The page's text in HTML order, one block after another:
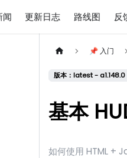
闻 更新日志 路线图 反
📌 入门
版本：latest -
基本
如何使用 HTML +